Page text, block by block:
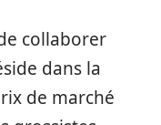
collaborer
dans la
de marché